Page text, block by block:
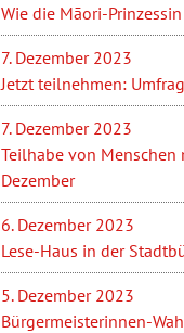
Wie die Māori-
7. Dezember 2023
Jetzt teilnehmen:
7. Dezember 2023
Teilhabe von
Dezember
6. Dezember 2023
Lese-Haus in der
5. Dezember 2023
Bürgermeisterinnen-